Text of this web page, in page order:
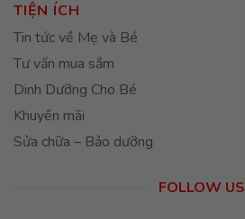
TIỆN ÍCH
Tin tức về Mẹ và Bé
Tư vấn mua sắm
Dinh Dưỡng Cho Bé
Khuyến mãi
Sửa chữa – Bảo dưỡng
FOLLOW US